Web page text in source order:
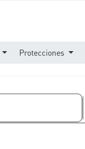
Protecciones